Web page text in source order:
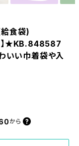
食袋)
】★KB.848587
いい巾着袋や入
から